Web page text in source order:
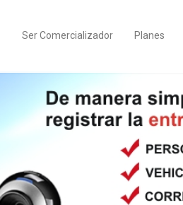
Ser Comercializador Planes